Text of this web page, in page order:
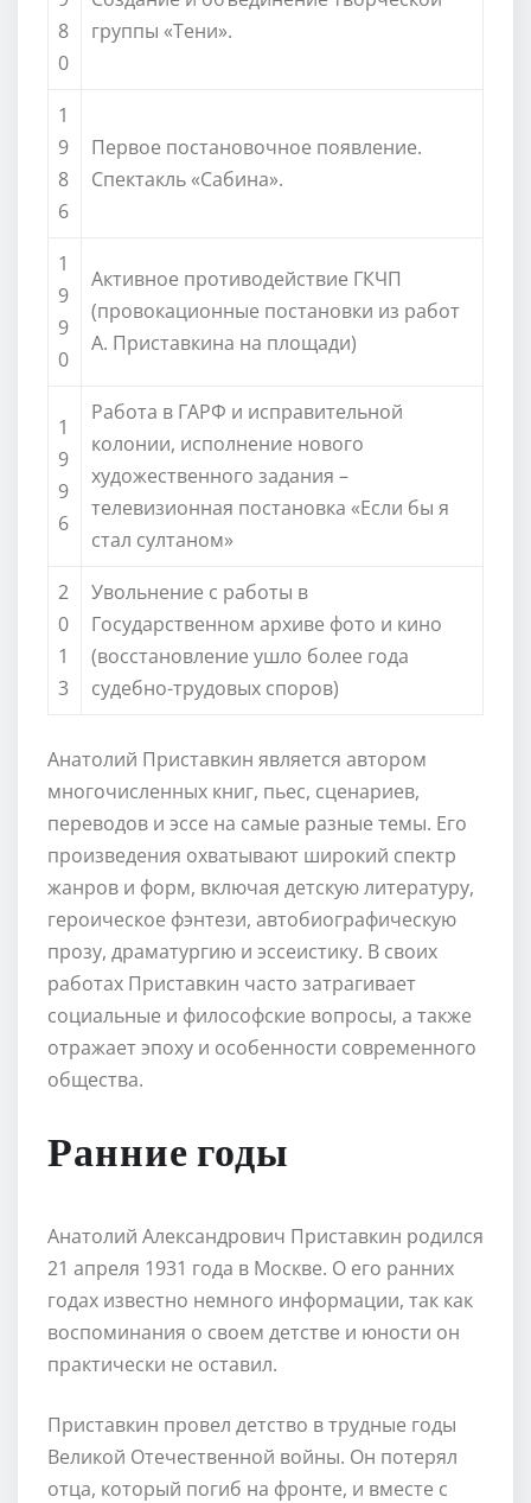
8
0
группы «Тени».
1
9
8
6
Первое постановочное появление.
Спектакль «Сабина».
1
9
9
0
Активное противодействие ГКЧП
(провокационные постановки из работ
А. Приставкина на площади)
1
9
9
6
Работа в ГАРФ и исправительной
колонии, исполнение нового
художественного задания –
телевизионная постановка «Если бы я
стал султаном»
2
0
1
3
Увольнение с работы в
Государственном архиве фото и кино
(восстановление ушло более года
судебно-трудовых споров)
Анатолий Приставкин является автором
многочисленных книг, пьес, сценариев,
переводов и эссе на самые разные темы. Его
произведения охватывают широкий спектр
жанров и форм, включая детскую литературу,
героическое фэнтези, автобиографическую
прозу, драматургию и эссеистику. В своих
работах Приставкин часто затрагивает
социальные и философские вопросы, а также
отражает эпоху и особенности современного
общества.
Ранние годы
Анатолий Александрович Приставкин родился
21 апреля 1931 года в Москве. О его ранних
годах известно немного информации, так как
воспоминания о своем детстве и юности он
практически не оставил.
Приставкин провел детство в трудные годы
Великой Отечественной войны. Он потерял
отца, который погиб на фронте, и вместе с